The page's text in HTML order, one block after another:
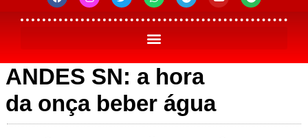
ANDES SN: a hora
da onça beber água